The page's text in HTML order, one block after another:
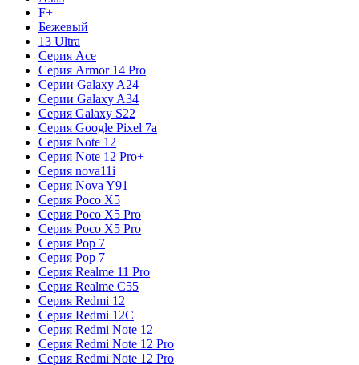
F+
Бежевый
13 Ultra
Серия Ace
Серия Armor 14 Pro
Серии Galaxy A24
Серии Galaxy A34
Серия Galaxy S22
Серия Google Pixel 7a
Серия Note 12
Серия Note 12 Pro+
Серия nova11i
Серия Nova Y91
Серия Poco X5
Серия Poco X5 Pro
Серия Poco X5 Pro
Серия Pop 7
Серия Pop 7
Серия Realme 11 Pro
Серия Realme C55
Серия Redmi 12
Серия Redmi 12C
Серия Redmi Note 12
Серия Redmi Note 12 Pro
Серия Redmi Note 12 Pro